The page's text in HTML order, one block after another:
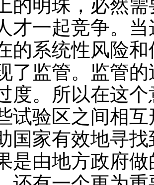
的明珠，必然
才一起竞争。
的系统性风险
了监管。监管
度。所以在这
试验区之间相
国家有效地寻
是由地方政府